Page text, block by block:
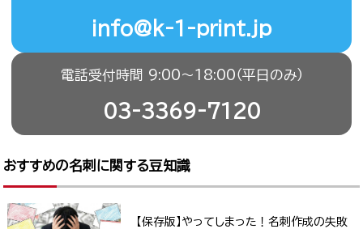
info@k-1-print.jp
電話受付時間 9:00〜18:00（平日のみ）
03-3369-7120
おすすめの名刺に関する豆知識
【保存版】やってしまった！名刺作成の失敗